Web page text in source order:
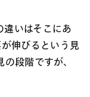
違いはそこにあ
伸びるという見
段階ですが、